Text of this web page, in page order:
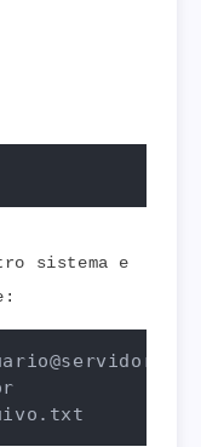
sistema e